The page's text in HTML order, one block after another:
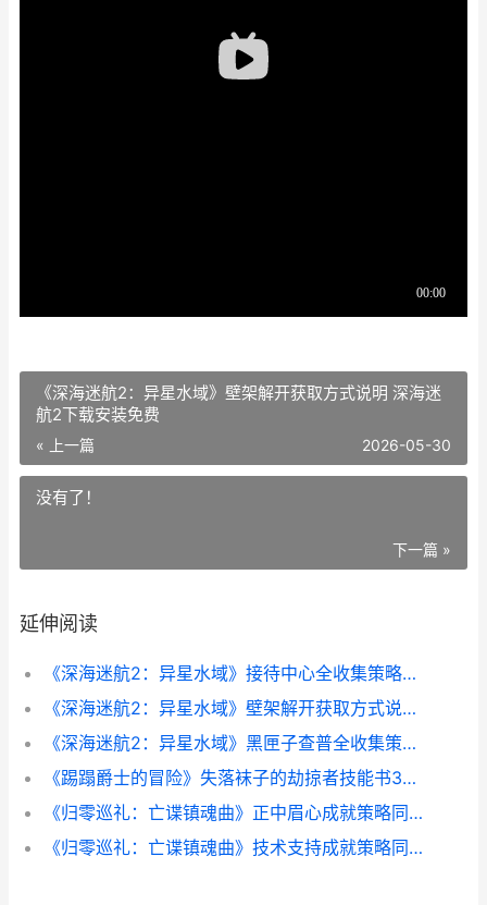
《深海迷航2：异星水域》壁架解开获取方式说明 深海迷
航2下载安装免费
« 上一篇 2026-05-30
没有了！
下一篇 »
延伸阅读
《深海迷航2：异星水域》接待中心全收集策略同享 深海迷航2价格
《深海迷航2：异星水域》壁架解开获取方式说明 深海迷航2下载安装免费
《深海迷航2：异星水域》黑匣子查普全收集策略同享 深海迷航2地图
《踢蹋爵士的冒险》失落袜子的劫掠者技能书3位置同享 踢踏舞电影片段
《归零巡礼：亡谍镇魂曲》正中眉心成就策略同享 归零百科
《归零巡礼：亡谍镇魂曲》技术支持成就策略同享 归零会是什么意思